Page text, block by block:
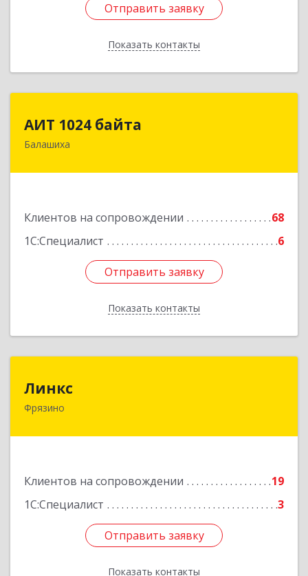
Отправить заявку
Показать контакты
Отправить заявку
Назад
АИТ 1024 байта
Балашиха
Клиентов на сопровождении
68
1С:Специалист
6
Отправить заявку
Показать контакты
143909, Московская обл, Балашиха г, Солнечная
Отправить заявку
Назад
Линкс
Фрязино
Клиентов на сопровождении
19
1С:Специалист
3
Отправить заявку
Показать контакты
141190, Московская обл, Фрязино г, Заводской
Отправить заявку
Назад